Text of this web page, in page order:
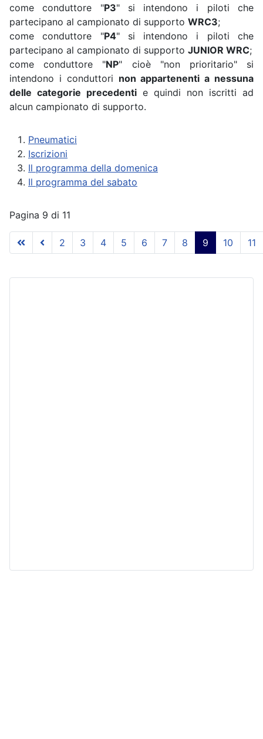
come conduttore "P3" si intendono i piloti che
partecipano al campionato di supporto WRC3;
come conduttore "P4" si intendono i piloti che
partecipano al campionato di supporto JUNIOR WRC;
come conduttore "NP" cioè "non prioritario" si
intendono i conduttori non appartenenti a nessuna
delle categorie precedenti e quindi non iscritti ad
alcun campionato di supporto.
Pneumatici
Iscrizioni
Il programma della domenica
Il programma del sabato
Pagina 9 di 11
2 3 4 5 6 7 8 9 10 11